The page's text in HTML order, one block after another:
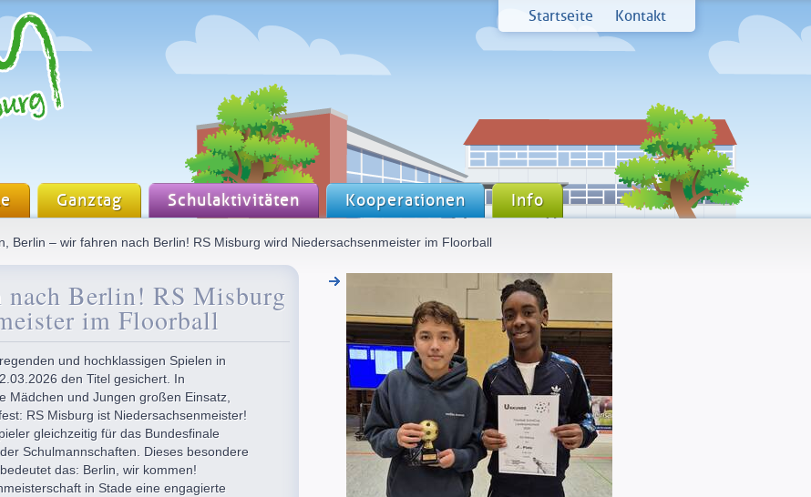
Startseite Kontakt
Ganztag Schulaktivitäten Kooperationen Info
Berlin – wir fahren nach Berlin! RS Misburg wird Niedersachsenmeister im Floorball
Berlin! RS Misburg
im Floorball
und hochklassigen Spielen in
den Titel gesichert. In
Mädchen und Jungen großen Einsatz,
RS Misburg ist Niedersachsenmeister!
gleichzeitig für das Bundesfinale
Schulmannschaften. Dieses besondere
das: Berlin, wir kommen!
in Stade eine engagierte